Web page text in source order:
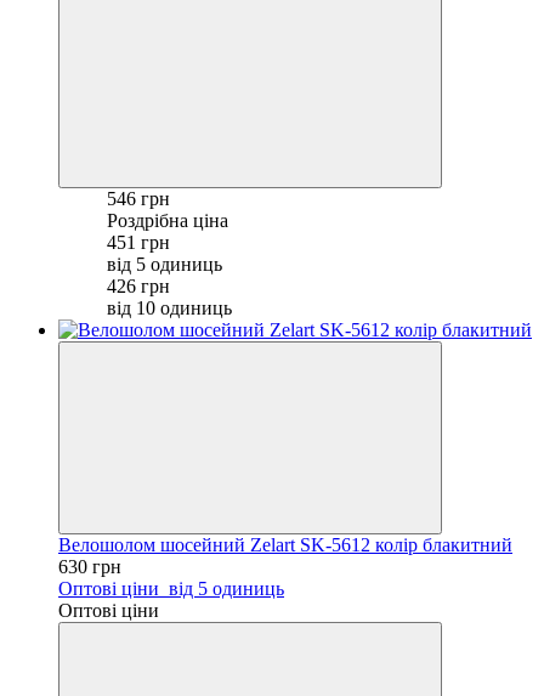
546 грн
Роздрібна ціна
451 грн
від 5 одиниць
426 грн
від 10 одиниць
Велошолом шосейний Zelart SK-5612 колір блакитний
630 грн
Оптові ціни від 5 одиниць
Оптові ціни